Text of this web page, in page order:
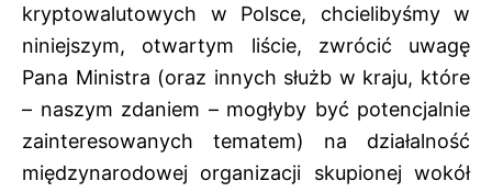
kryptowalutowych w Polsce, chcielibyśmy w
niniejszym, otwartym liście, zwrócić uwagę
Pana Ministra (oraz innych służb w kraju, które
– naszym zdaniem – mogłyby być potencjalnie
zainteresowanych tematem) na działalność
międzynarodowej organizacji skupionej wokół